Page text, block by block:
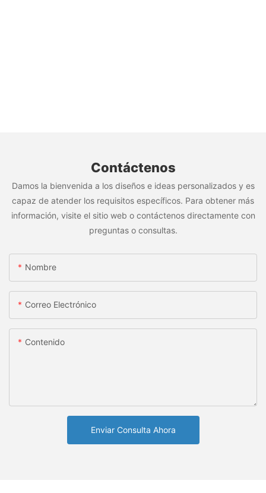
Contáctenos
Damos la bienvenida a los diseños e ideas personalizados y es
capaz de atender los requisitos específicos. Para obtener más
información, visite el sitio web o contáctenos directamente con
preguntas o consultas.
Nombre
Correo Electrónico
Contenido
Enviar Consulta Ahora